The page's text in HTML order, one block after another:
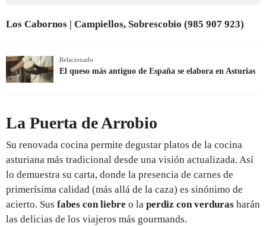
Los Cabornos | Campiellos, Sobrescobio (985 907 923)
Relacionado
El queso más antiguo de España se elabora en Asturias
La Puerta de Arrobio
Su renovada cocina permite degustar platos de la cocina
asturiana más tradicional desde una visión actualizada. Así
lo demuestra su carta, donde la presencia de carnes de
primerísima calidad (más allá de la caza) es sinónimo de
acierto. Sus fabes con liebre o la perdiz con verduras harán
las delicias de los viajeros más gourmands.